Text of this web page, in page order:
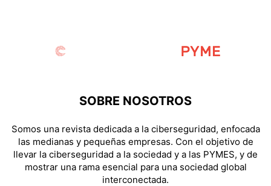
SOBRE NOSOTROS
Somos una revista dedicada a la ciberseguridad, enfocada
las medianas y pequeñas empresas. Con el objetivo de
llevar la ciberseguridad a la sociedad y a las PYMES, y de
mostrar una rama esencial para una sociedad global
interconectada.